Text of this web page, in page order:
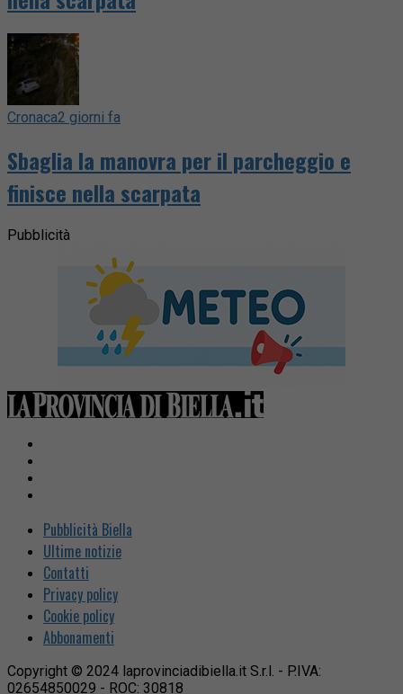
Cronaca2 giorni fa
Sbaglia la manovra per il parcheggio e
finisce nella scarpata
Pubblicità
Pubblicità Biella
Ultime notizie
Contatti
Privacy policy
Cookie policy
Abbonamenti
Copyright © 2024 laprovinciadibiella.it S.r.l. - P.IVA:
02654850029 - ROC: 30818